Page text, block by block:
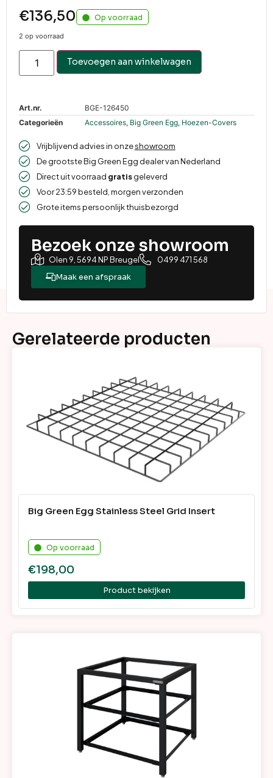
€136,50 Op voorraad
2 op voorraad
Toevoegen aan winkelwagen
Art.nr.
BGE-126450
Categorieën
Accessoires, Big Green Egg, Hoezen-Covers
Vrijblijvend advies in onzeshowroom
De grootste Big Green Egg dealer van Nederland
Direct uit voorraad gratisgeleverd
Voor 23:59 besteld, morgen verzonden
Grote items persoonlijk thuisbezorgd
Bezoek onze showroom
Olen 9, 5694 NP Breugel 0499 471 568
Maak een afspraak
Gerelateerde producten
Big Green Egg Stainless Steel Grid Insert
Op voorraad
€198,00
Product bekijken